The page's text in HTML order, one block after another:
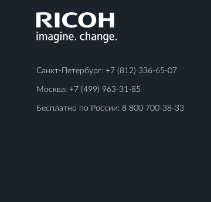
Санкт-Петербург: +7 (812) 336-65-07
Москва: +7 (499) 963-31-85
Бесплатно по России: 8 800 700-38-33